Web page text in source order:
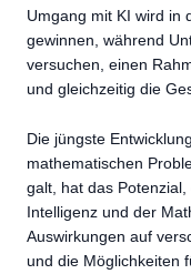
Umgang mit KI wird in
gewinnen, während
versuchen, einen
und gleichzeitig die
Die jüngste
mathematischen
galt, hat das
Intelligenz und der
Auswirkungen auf
und die Möglichkeiten